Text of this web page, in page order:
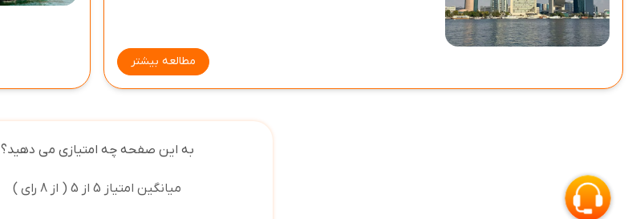
مطالعه بیشتر
به این صفحه چه امتیازی می دهید؟
میانگین امتیاز 5 از 5 ( از 8 رای )